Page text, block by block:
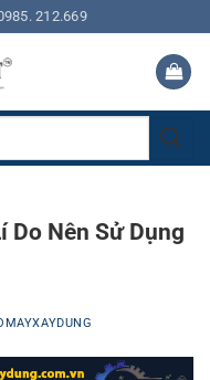
212.669
Do Nên Sử Dụng